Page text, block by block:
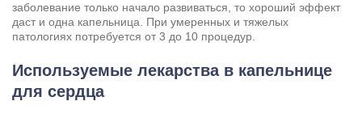
заболевание только начало развиваться, то хороший эффект
даст и одна капельница. При умеренных и тяжелых
патологиях потребуется от 3 до 10 процедур.
Используемые лекарства в капельнице
для сердца